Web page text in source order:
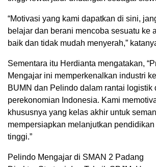
“Motivasi yang kami dapatkan di sini,
belajar dan berani mencoba sesuatu ke
baik dan tidak mudah menyerah,”
Sementara itu Herdianta mengatakan,
Mengajar ini memperkenalkan industri
BUMN dan Pelindo dalam rantai logistik
perekonomian Indonesia. Kami
khususnya yang kelas akhir untuk
mempersiapkan melanjutkan
tinggi.”
Pelindo Mengajar di SMAN 2 Padang